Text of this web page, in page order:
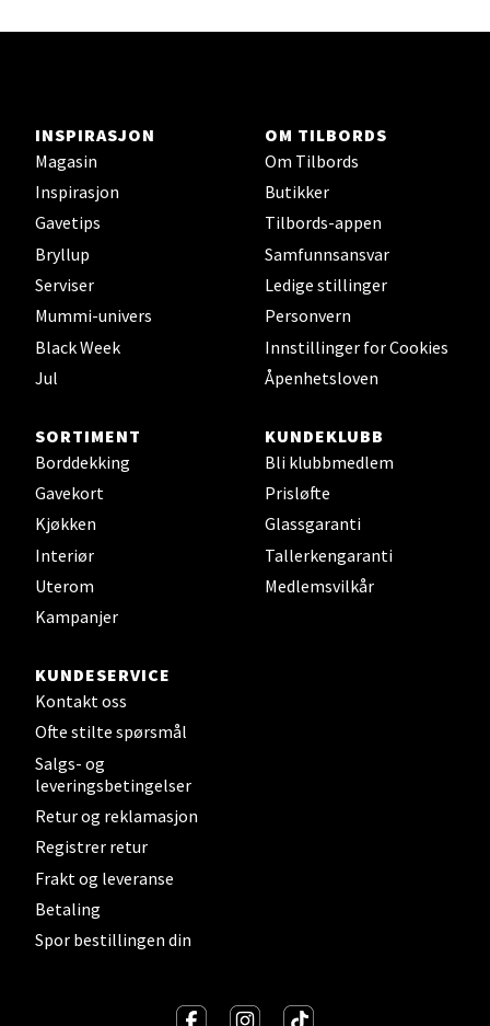
INSPIRASJON
Magasin
Inspirasjon
Gavetips
Bryllup
Serviser
Mummi-univers
Black Week
Jul
OM TILBORDS
Om Tilbords
Butikker
Tilbords-appen
Samfunnsansvar
Ledige stillinger
Personvern
Innstillinger for Cookies
Åpenhetsloven
SORTIMENT
Borddekking
Gavekort
Kjøkken
Interiør
Uterom
Kampanjer
KUNDEKLUBB
Bli klubbmedlem
Prisløfte
Glassgaranti
Tallerkengaranti
Medlemsvilkår
KUNDESERVICE
Kontakt oss
Ofte stilte spørsmål
Salgs- og
leveringsbetingelser
Retur og reklamasjon
Registrer retur
Frakt og leveranse
Betaling
Spor bestillingen din
Karmsund - Thon Senter Oasen
Austbøvegen 16, 5542 Karmsund
Åpningstider ikke tilgjengelig
Velg
Stavanger og Sandnes - Kilden
Senter
Gartnerveien 16, 4016 Stavanger
Åpent i dag 10-20
Stavanger og Sandnes - Kvadrat
Gamle Stokkavei 1, 4313 Sandnes
Åpent i dag 10-21